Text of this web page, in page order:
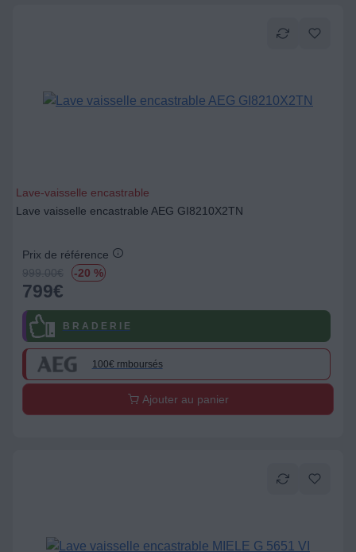
Lave-vaisselle encastrable
Lave vaisselle encastrable AEG GI8210X2TN
Prix de référence
999.00€ -20 %
799€
B R A D E R I E
100€ rmboursés
Ajouter au panier